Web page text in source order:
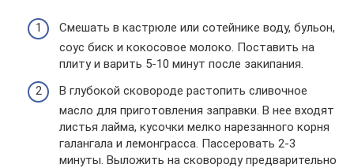
Смешать в кастрюле или сотейнике воду, бульон,
соус биск и кокосовое молоко. Поставить на
плиту и варить 5-10 минут после закипания.
В глубокой сковороде растопить сливочное
масло для приготовления заправки. В нее входят
листья лайма, кусочки мелко нарезанного корня
галангала и лемонграсса. Пассеровать 2-3
минуты. Выложить на сковороду предварительно